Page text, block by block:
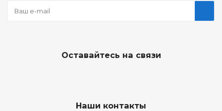
Оставайтесь на связи
Наши контакты